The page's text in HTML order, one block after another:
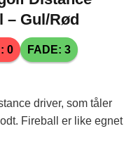
– Gul/Rød
0
FADE: 3
driver, som tåler
Fireball er like egnet